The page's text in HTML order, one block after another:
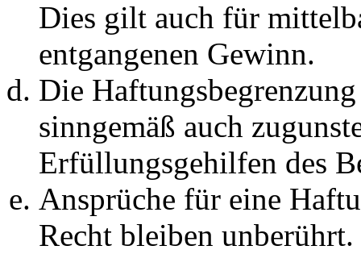
Dies gilt auch für
entgangenen Gewinn.
Die
sinngemäß auch
Erfüllungsgehilfen des
Ansprüche für eine
Recht bleiben unberührt.